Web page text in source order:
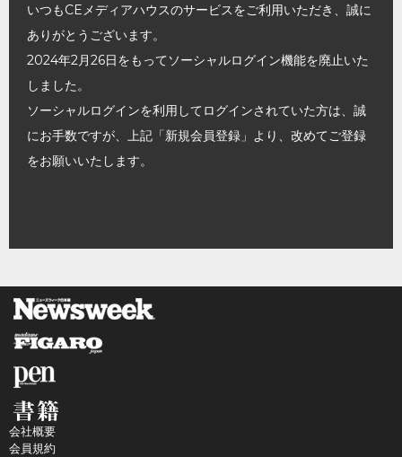
いつもCEメディアハウスのサービスをご利用いただき、誠に
ありがとうございます。
2024年2月26日をもってソーシャルログイン機能を廃止いた
しました。
ソーシャルログインを利用してログインされていた方は、誠
にお手数ですが、上記「新規会員登録」より、改めてご登録
をお願いいたします。
会社概要
会員規約